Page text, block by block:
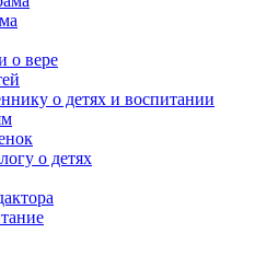
о вере
о детях и воспитании
о детях